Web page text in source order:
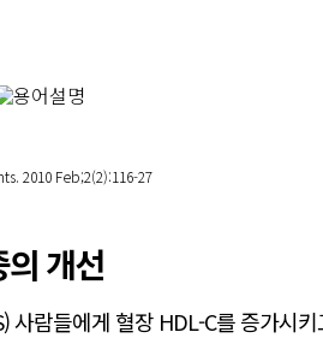
2010 Feb;2(2):116-27
개선
람들에게 혈장 HDL-C를 증가시